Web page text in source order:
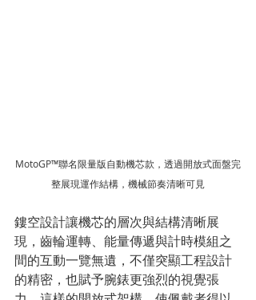
MotoGP™聯名限量版自動機芯款，透過開放式面盤完
整展現運作結構，機械節奏清晰可見
鏤空設計讓機芯的層次與結構清晰展
現，齒輪運轉、能量傳遞與計時模組之
間的互動一覽無遺，不僅突顯工程設計
的精密，也賦予腕錶更強烈的視覺張